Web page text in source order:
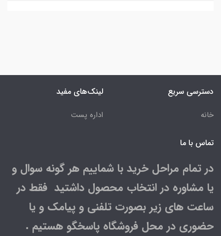
دسترسی سریع
خانه
لینک‌های مفید
اداره پست
تماس با ما
در تمام مراحل خرید با شماییم هر گونه سوال و
یا مشاوره در انتخاب محصول داشتید فقط در
ساعت های زیر بصورت تلفنی و پیامک و یا
حضوری در محل فروشگاه پاسخگو هستیم .